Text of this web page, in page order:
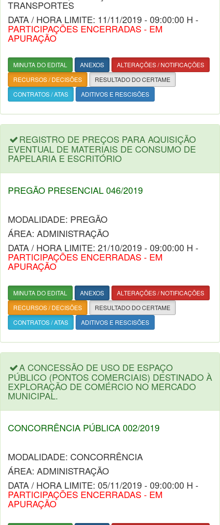
TRANSPORTES
DATA / HORA LIMITE: 11/11/2019 - 09:00:00 H -
PARTICIPAÇÕES ENCERRADAS - EM
APURAÇÃO
MINUTA DO EDITAL ANEXOS
ALTERAÇÕES / NOTIFICAÇÕES
RECURSOS / DECISÕES
RESULTADO DO CERTAME
CONTRATOS / ATAS
ADITIVOS E RESCISÕES
REGISTRO DE PREÇOS PARA AQUISIÇÃO
EVENTUAL DE MATERIAIS DE CONSUMO DE
PAPELARIA E ESCRITÓRIO
PREGÃO PRESENCIAL 046/2019
MODALIDADE: PREGÃO
ÁREA: ADMINISTRAÇÃO
DATA / HORA LIMITE: 21/10/2019 - 09:00:00 H -
PARTICIPAÇÕES ENCERRADAS - EM
APURAÇÃO
MINUTA DO EDITAL ANEXOS
ALTERAÇÕES / NOTIFICAÇÕES
RECURSOS / DECISÕES
RESULTADO DO CERTAME
CONTRATOS / ATAS
ADITIVOS E RESCISÕES
A CONCESSÃO DE USO DE ESPAÇO
PÚBLICO (PONTOS COMERCIAIS) DESTINADO À
EXPLORAÇÃO DE COMÉRCIO NO MERCADO
MUNICIPAL.
CONCORRÊNCIA PÚBLICA 002/2019
MODALIDADE: CONCORRÊNCIA
ÁREA: ADMINISTRAÇÃO
DATA / HORA LIMITE: 05/11/2019 - 09:00:00 H -
PARTICIPAÇÕES ENCERRADAS - EM
APURAÇÃO